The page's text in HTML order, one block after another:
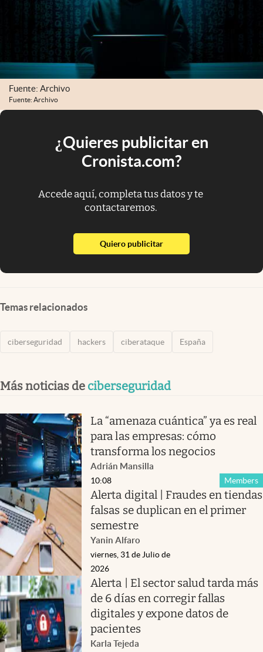
Fuente: Archivo
Fuente: Archivo
¿Quieres publicitar en
Cronista.com?
Accede aquí, completa tus datos y te
contactaremos.
Quiero publicitarabre en nueva pestaña
Temas relacionados
ciberseguridad hackers ciberataque España
Más noticias de ciberseguridad
La “amenaza cuántica” ya es real
para las empresas: cómo
transforma los negocios
Adrián Mansilla
Members
10:08
Alerta digital | Fraudes en tiendas
falsas se duplican en el primer
semestre
Yanin Alfaro
viernes, 31 de Julio de
2026
Alerta | El sector salud tarda más
de 6 días en corregir fallas
digitales y expone datos de
pacientes
Karla Tejeda